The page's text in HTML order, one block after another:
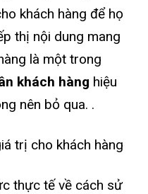
khách hàng để họ
thị nội dung mang
là một trong
khách hàng hiệu
nên bỏ qua. .
trị cho khách hàng
thực tế về cách sử